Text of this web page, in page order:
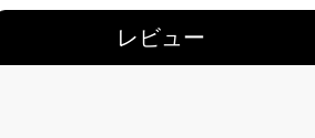
レビュー